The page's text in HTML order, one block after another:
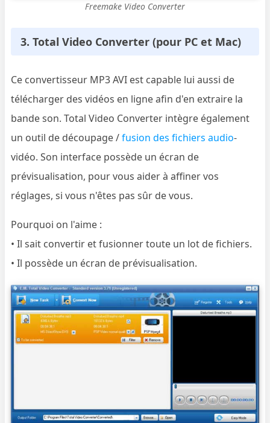
Freemake Video Converter
3. Total Video Converter (pour PC et Mac)
Ce convertisseur MP3 AVI est capable lui aussi de
télécharger des vidéos en ligne afin d'en extraire la
bande son. Total Video Converter intègre également
un outil de découpage /fusion des fichiers audio-
vidéo. Son interface possède un écran de
prévisualisation, pour vous aider à affiner vos
réglages, si vous n'êtes pas sûr de vous.
Pourquoi on l'aime :
• Il sait convertir et fusionner toute un lot de fichiers.
• Il possède un écran de prévisualisation.